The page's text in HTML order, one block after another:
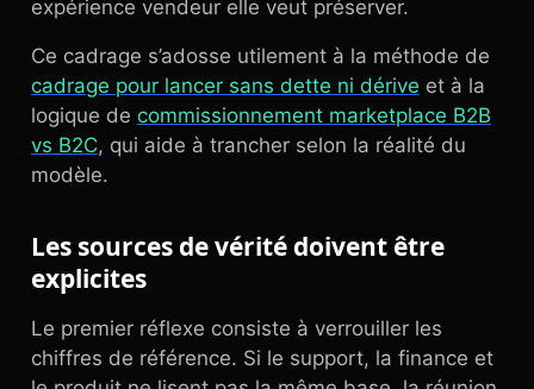
expérience vendeur elle veut préserver.
Ce cadrage s’adosse utilement à la méthode de
cadrage pour lancer sans dette ni dérive et à la
logique de commissionnement marketplace B2B
vs B2C, qui aide à trancher selon la réalité du
modèle.
Les sources de vérité doivent être
explicites
Le premier réflexe consiste à verrouiller les
chiffres de référence. Si le support, la finance et